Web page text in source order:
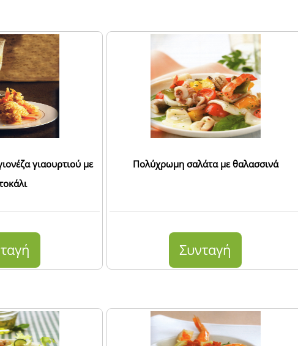
γιαουρτιού με
Πολύχρωμη σαλάτα με θαλασσινά
Συνταγή